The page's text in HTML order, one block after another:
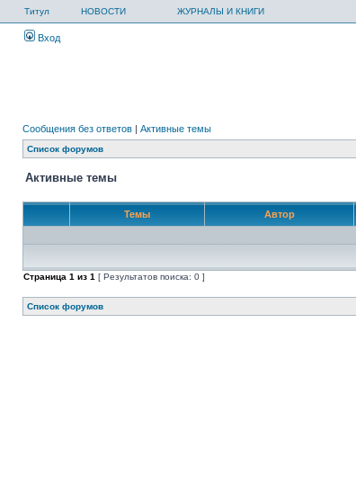
Титул НОВОСТИ ЖУРНАЛЫ И КНИГИ
Вход
Сообщения без ответов | Активные темы
Список форумов
Активные темы
Темы Автор
Страница 1 из 1 [ Результатов поиска: 0 ]
Список форумов